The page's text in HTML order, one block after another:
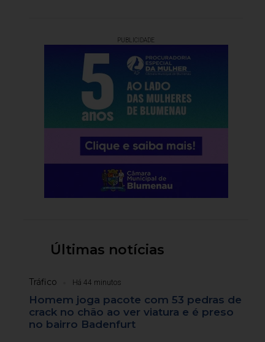
PUBLICIDADE
Últimas notícias
Tráfico Há 44 minutos
Homem joga pacote com 53 pedras de
crack no chão ao ver viatura e é preso
no bairro Badenfurt